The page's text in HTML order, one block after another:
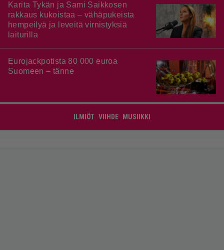
Karita Tykän ja Sami Saikkosen
rakkaus kukoistaa – vähäpukeista
hempeilyä ja leveitä virnistyksiä
laiturilla
Eurojackpotista 80 000 euroa
Suomeen – tänne
ILMIÖT VIIHDE MUSIIKKI